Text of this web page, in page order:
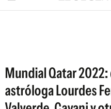
ARGENTINA
Mundial Qatar 2022:
astróloga Lourdes